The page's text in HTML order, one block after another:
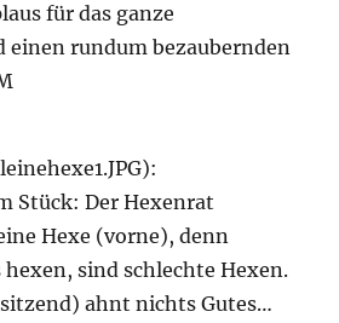
für das ganze
einen rundum bezaubernden
Stück: Der Hexenrat
Hexe (vorne), denn
hexen, sind schlechte Hexen.
ahnt nichts Gutes…